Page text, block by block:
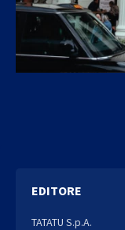
EDITORE
TATATU S.p.A.